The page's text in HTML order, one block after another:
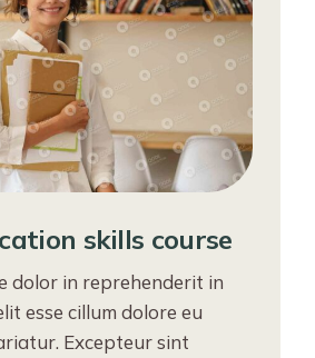
skills course
dolor in reprehenderit in
esse cillum dolore eu
Excepteur sint